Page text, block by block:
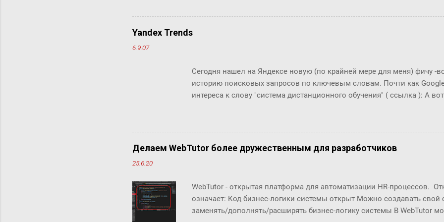
"сжиматься" за счет технологий (интернет, авиаперелеты и т.п.).
Microsofr Research решили проверить на пользователях Microsoft
коммуникации с экспертами, т.к. получается, что все богатства
кликах от нас, нужно только их как-то найти... Информаци...
Yandex Trends
6.9.07
Сегодня нашел на Яндексе новую (по крайней мере для меня) фичу -
историю поисковых запросов по ключевым словам. Почти как Google
интереса к слову "система дистанционного обучения" ( ссылка ): А
Делаем WebTutor более дружественным для разработчиков
25.6.20
WebTutor - открытая платформа для автоматизации HR-процессов.
означает: Код бизнес-логики системы открыт Можно создавать
заменять/дополнять/расширять бизнес-логику системы В WebTutor